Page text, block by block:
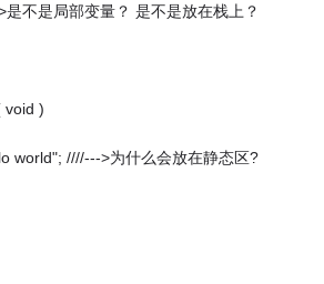
不是局部变量？ 是不是放在栈上？
void )
world"; ////--->为什么会放在静态区?